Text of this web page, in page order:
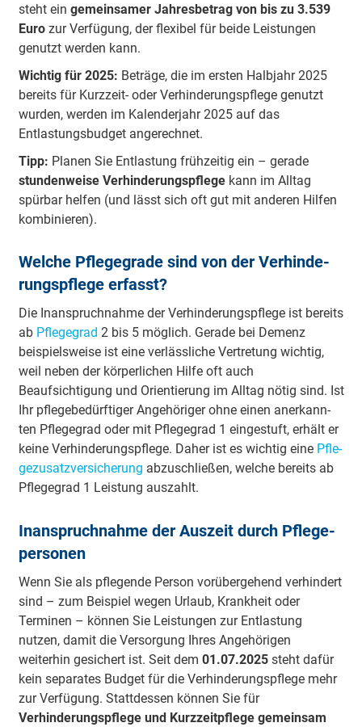
steht ein gemeinsamer Jahresbetrag von bis zu 3.539
Eurozur Verfügung, der flexibel für beide Leistungen
genutzt werden kann.
Wichtig für 2025: Beträge, die im ersten Halbjahr 2025
bereits für Kurzzeit- oder Verhinderungspflege genutzt
wurden, werden im Kalenderjahr 2025 auf das
Entlastungsbudget angerechnet.
Tipp: Planen Sie Entlastung frühzeitig ein – gerade
stundenweise Verhinderungspflegekann im Alltag
spürbar helfen (und lässt sich oft gut mit anderen Hilfen
kombinieren).
Wel­che Pfle­ge­gra­de sind von der Ver­hin­de­
rungs­pfle­ge er­fasst?
Die In­an­spruch­nah­me der Ver­hin­de­rungs­pfle­ge ist be­reits
ab Pfle­ge­grad 2 bis 5 mög­lich. Gerade bei Demenz
beispielsweise ist eine verlässliche Vertretung wichtig,
weil neben der körperlichen Hilfe oft auch
Beaufsichtigung und Orientierung im Alltag nötig sind. Ist
Ihr pfle­ge­be­dürf­tiger An­ge­hö­ri­ger ohne ei­nen an­er­kann­
ten Pfle­ge­grad oder mit Pfle­ge­grad 1 ein­ge­stuft, er­hält er
kei­ne Ver­hin­de­rungs­pfle­ge. Da­her ist es wich­tig ei­ne Pfle­
ge­zu­satz­ver­si­che­rung ab­zu­schlie­ßen, wel­che be­reits ab
Pfle­ge­grad 1 Leis­tung aus­zahlt.
In­an­spruch­nah­me der Aus­zeit durch Pfle­ge­
per­so­nen
Wenn Sie als pflegende Person vorübergehend verhindert
sind – zum Beispiel wegen Urlaub, Krankheit oder
Terminen – können Sie Leistungen zur Entlastung
nutzen, damit die Versorgung Ihres Angehörigen
weiterhin gesichert ist. Seit dem 01.07.2025steht dafür
kein separates Budget für die Verhinderungspflege mehr
zur Verfügung. Stattdessen können Sie für
Verhinderungspflege und Kurzzeitpflege gemeinsam